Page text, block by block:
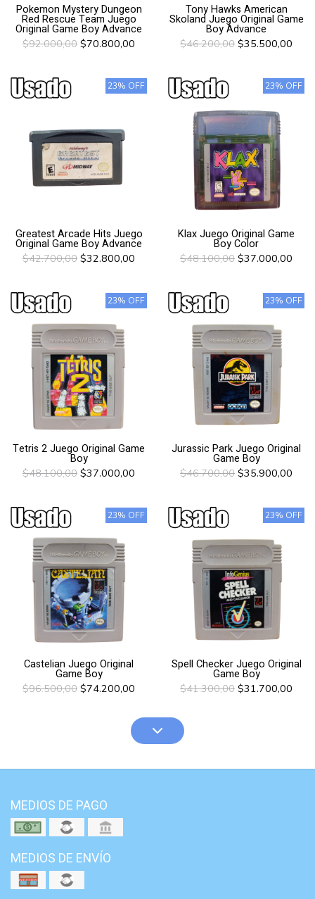
Pokemon Mystery Dungeon
Red Rescue Team Juego
Original Game Boy Advance
$92.000,00 $70.800,00
Tony Hawks American
Skoland Juego Original Game
Boy Advance
$46.200,00 $35.500,00
23% OFF
Greatest Arcade Hits Juego
Original Game Boy Advance
$42.700,00 $32.800,00
23% OFF
Klax Juego Original Game
Boy Color
$48.100,00 $37.000,00
23% OFF
Tetris 2 Juego Original Game
Boy
$48.100,00 $37.000,00
23% OFF
Jurassic Park Juego Original
Game Boy
$46.700,00 $35.900,00
23% OFF
Castelian Juego Original
Game Boy
$96.500,00 $74.200,00
23% OFF
Spell Checker Juego Original
Game Boy
$41.300,00 $31.700,00
MEDIOS DE PAGO
MEDIOS DE ENVÍO